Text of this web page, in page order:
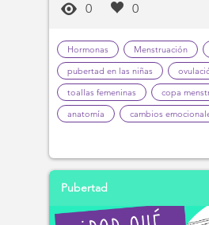
0 0
Hormonas Menstruación
pubertad en las niñas
toallas femeninas
copa
anatomía
cambios
Pubertad